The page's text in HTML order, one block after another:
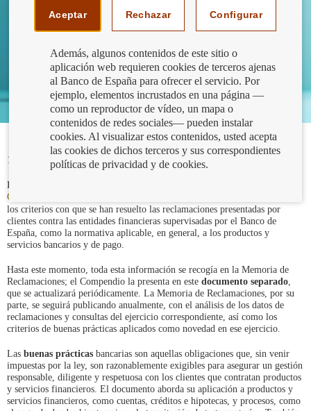
11/07/2024
El Banco de España publica este año, por primera vez, el
Criterios de Buenas Prácticas Bancarias.
en
ventana
nueva
los criterios con que se han resuelto las reclamaciones presentadas por
clientes contra las entidades financieras supervisadas por el Banco de
España, como la normativa aplicable, en general, a los productos y
servicios bancarios y de pago.
Hasta este momento, toda esta información se recogía en la Memoria de
Reclamaciones; el Compendio la presenta en este documento separado
que se actualizará periódicamente. La Memoria de Reclamaciones, por su
parte, se seguirá publicando anualmente, con el análisis de los datos de
reclamaciones y consultas del ejercicio correspondiente, así como los
criterios de buenas prácticas aplicados como novedad en ese ejercicio.
Las buenas prácticas bancarias son aquellas obligaciones que, sin venir
impuestas por la ley, son razonablemente exigibles para asegurar un gestión
responsable, diligente y respetuosa con los clientes que contratan productos
y servicios financieros. El documento aborda su aplicación a productos y
servicios financieros, como cuentas, créditos e hipotecas, y procesos, como
Aceptar Rechazar Configurar
Además, algunos contenidos de este sitio o
aplicación web requieren cookies de terceros ajenas
al Banco de España para ofrecer el servicio. Por
ejemplo, elementos incrustados en una página —
como un reproductor de vídeo, un mapa o
contenidos de redes sociales— pueden instalar
cookies. Al visualizar estos contenidos, usted acepta
las cookies de dichos terceros y sus correspondientes
políticas de privacidad y de cookies.